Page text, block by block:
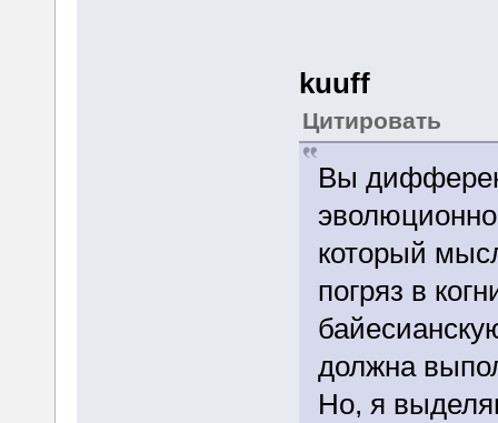
kuuff
Цитировать
Вы
который
погряз в
должна
Но, я